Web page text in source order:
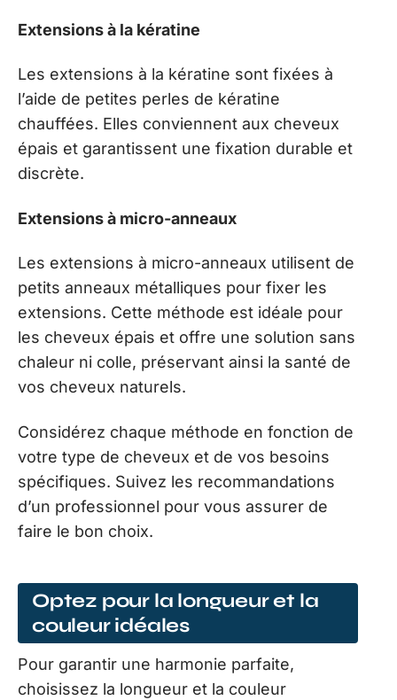
Extensions à la kératine
Les extensions à la kératine sont fixées à
l’aide de petites perles de kératine
chauffées. Elles conviennent aux cheveux
épais et garantissent une fixation durable et
discrète.
Extensions à micro-anneaux
Les extensions à micro-anneaux utilisent de
petits anneaux métalliques pour fixer les
extensions. Cette méthode est idéale pour
les cheveux épais et offre une solution sans
chaleur ni colle, préservant ainsi la santé de
vos cheveux naturels.
Considérez chaque méthode en fonction de
votre type de cheveux et de vos besoins
spécifiques. Suivez les recommandations
d’un professionnel pour vous assurer de
faire le bon choix.
Optez pour la longueur et la
couleur idéales
Pour garantir une harmonie parfaite,
choisissez la longueur et la couleur